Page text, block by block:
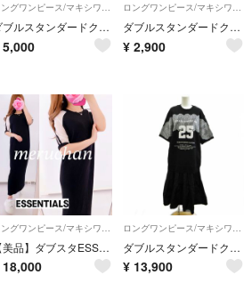
ロングワンピース/マキシワンピース
ダブルスタンダードクロージング エッセンシャル ワイドリブスリットワンピース
5,000
ロングワンピース/マキシワンピース
ダブルスタンダードクロージング ダブスタ ワンピース コーデュロイ 36 水色
¥ 2,900
【美品】ダブスタESSENTIAL ライン サマーニット 半袖ロングワンピース
18,000
ダブルスタンダードクロージング タフタドッキングワンピース レース 36 黒
¥ 13,900